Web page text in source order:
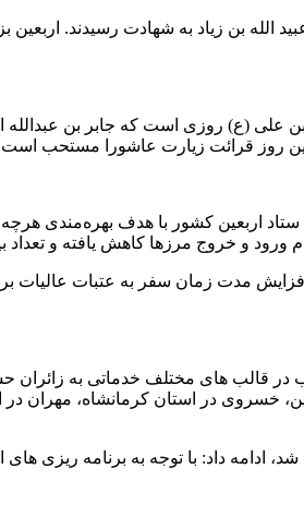
با وفایش در سال ۶۱ در جنگ کربلا توسط سپاه عبید
روزی است که جابر بن عبدالله
روز قرائت زیارت عاشورا مستحب
ستاد اربعین کشور با هدف بهره‌مندی
و خروج مرزها کاهش یافته و تعداد
مدت زمان سفر به عتبات عالیات
بر اینکه سازمان اوقاف و امور خیریه در اربعین امسال نیز با
و تمرچین، خسروی در استان کرمانشاه،
داد: با توجه به برنامه ریزی های